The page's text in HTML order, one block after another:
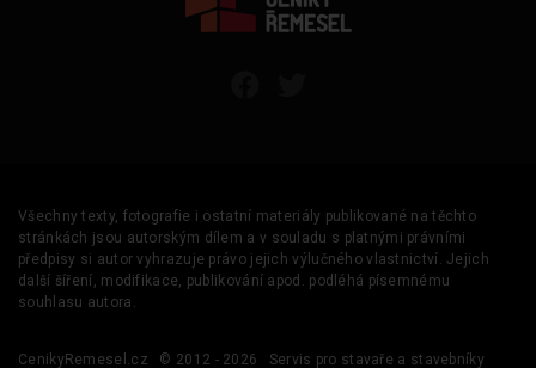
Všechny texty, fotografie i ostatní materiály publikované na těchto
stránkách jsou autorským dílem a v souladu s platnými právními
předpisy si autor vyhrazuje právo jejich výlučného vlastnictví. Jejich
další šíření, modifikace, publikování apod. podléhá písemnému
souhlasu autora.
CenikyRemesel.cz © 2012 - 2026 Servis pro stavaře a stavebníky